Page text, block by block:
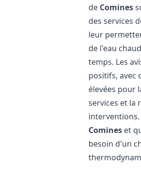
de Comines
des services
leur
de l'eau
temps. Les
positifs, avec
élevées pour
services et la
interventions.
Comines et
besoin d'un